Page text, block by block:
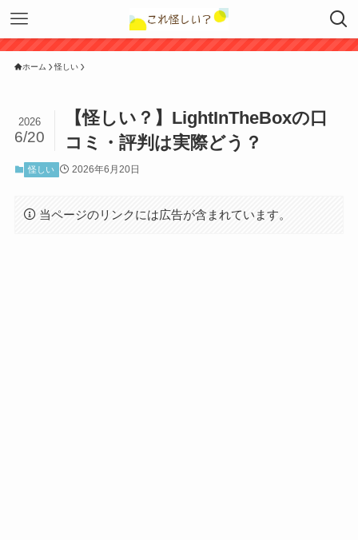
ホーム 怪しい
【怪しい？】LightInTheBoxの口
コミ・評判は実際どう？
2026
6/20
怪しい 2026年6月20日
当ページのリンクには広告が含まれています。